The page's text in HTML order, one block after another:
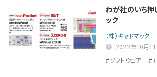
わが社のいち押
ック
（株）キャドマック
2022年10月11
ソフトウェア